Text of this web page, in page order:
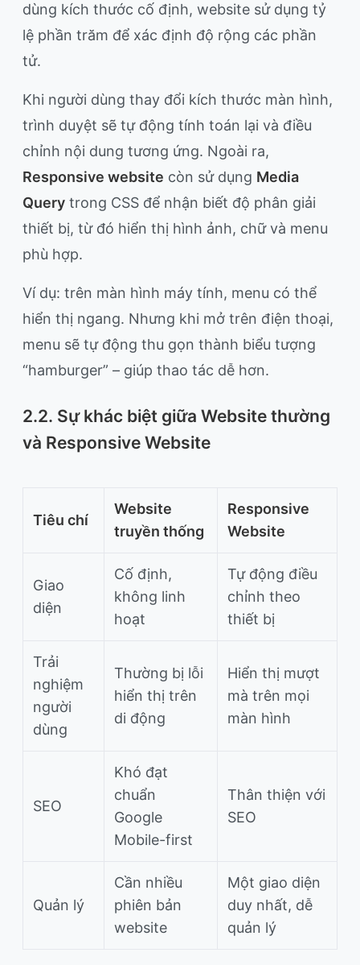
dùng kích thước cố định, website sử dụng tỷ
lệ phần trăm để xác định độ rộng các phần
tử.
Khi người dùng thay đổi kích thước màn hình,
trình duyệt sẽ tự động tính toán lại và điều
chỉnh nội dung tương ứng. Ngoài ra,
Responsive website còn sử dụng Media
Query trong CSS để nhận biết độ phân giải
thiết bị, từ đó hiển thị hình ảnh, chữ và menu
phù hợp.
Ví dụ: trên màn hình máy tính, menu có thể
hiển thị ngang. Nhưng khi mở trên điện thoại,
menu sẽ tự động thu gọn thành biểu tượng
“hamburger” – giúp thao tác dễ hơn.
2.2. Sự khác biệt giữa Website thường
và Responsive Website
Tiêu chí
Website
truyền thống
Responsive
Website
Giao
diện
Cố định,
không linh
hoạt
Tự động điều
chỉnh theo
thiết bị
Trải
nghiệm
người
dùng
Thường bị lỗi
hiển thị trên
di động
Hiển thị mượt
mà trên mọi
màn hình
SEO
Khó đạt
chuẩn
Google
Mobile-first
Thân thiện với
SEO
Quản lý
Cần nhiều
phiên bản
website
Một giao diện
duy nhất, dễ
quản lý